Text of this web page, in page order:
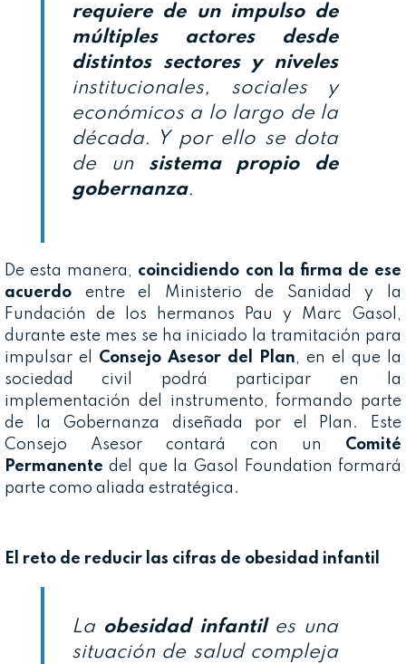
requiere de un impulso
de
múltiples actores desde
distintos sectores y niveles
institucionales, sociales y
económicos a lo largo de la
década. Y por ello se dota
de un sistema propio de
gobernanza.
De esta manera, coincidiendo con la firma de ese
acuerdo entre el Ministerio de Sanidad y la
Fundación de los hermanos Pau y Marc Gasol,
durante este mes se ha iniciado la tramitación para
impulsar el Consejo Asesor del Plan, en el que la
sociedad civil podrá participar en la
implementación del instrumento, formando parte
de la Gobernanza diseñada por el Plan. Este
Consejo Asesor contará con un Comité
Permanente del que la Gasol Foundation formará
parte como aliada estratégica.
El reto de reducir las cifras de obesidad infantil
La obesidad infantiles una
situación de salud compleja